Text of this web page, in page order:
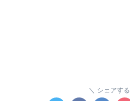
シェアする